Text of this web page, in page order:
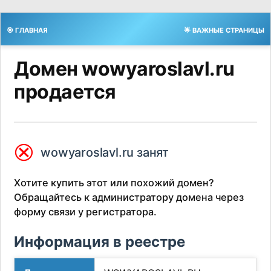
🎯 ГЛАВНАЯ 🌟 ВАЖНЫЕ СТРАНИЦЫ
Домен wowyaroslavl.ru
продается
⮿ wowyaroslavl.ru занят
Хотите купить этот или похожий домен?
Обращайтесь к администратору домена через
форму связи у регистратора.
Информация в реестре